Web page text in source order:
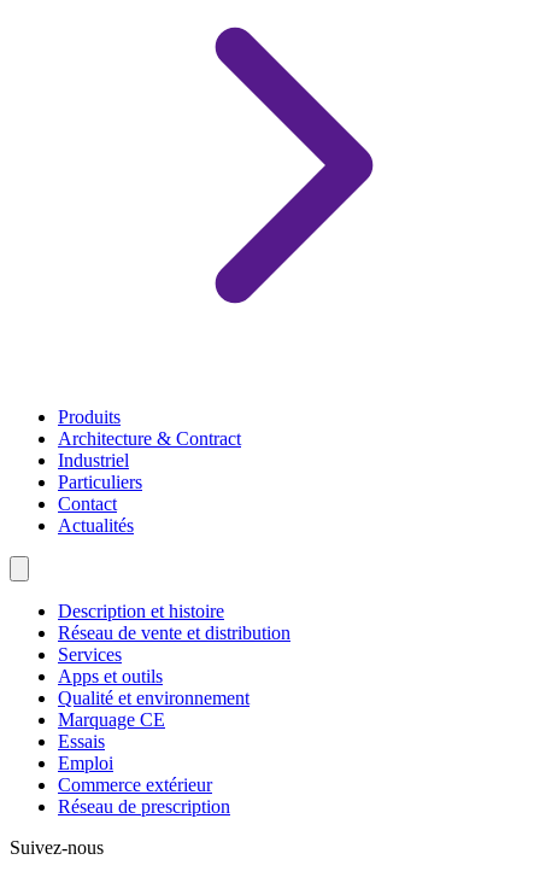
Produits
Architecture & Contract
Industriel
Particuliers
Contact
Actualités
Description et histoire
Réseau de vente et distribution
Services
Apps et outils
Qualité et environnement
Marquage CE
Essais
Emploi
Commerce extérieur
Réseau de prescription
Suivez-nous